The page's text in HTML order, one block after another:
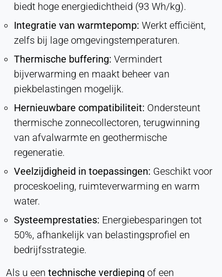
biedt hoge energiedichtheid (93 Wh/kg).
Integratie van warmtepomp: Werkt efficiënt,
zelfs bij lage omgevingstemperaturen.
Thermische buffering: Vermindert
bijverwarming en maakt beheer van
piekbelastingen mogelijk.
Hernieuwbare compatibiliteit: Ondersteunt
thermische zonnecollectoren, terugwinning
van afvalwarmte en geothermische
regeneratie.
Veelzijdigheid in toepassingen: Geschikt voor
proceskoeling, ruimteverwarming en warm
water.
Systeemprestaties: Energiebesparingen tot
50%, afhankelijk van belastingsprofiel en
bedrijfsstrategie.
Als u een technische verdieping of een